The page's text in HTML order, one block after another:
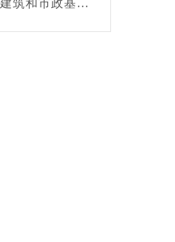
关于印发《福建省房屋建筑和市政基础设施工程总承包模拟清单计价表格》的通知